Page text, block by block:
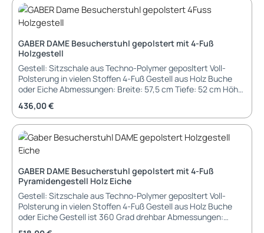
GABER DAME Besucherstuhl gepolstert mit 4-Fuß
Holzgestell
Gestell: Sitzschale aus Techno-Polymer geposltert Voll-
Polsterung in vielen Stoffen 4-Fuß Gestell aus Holz Buche
oder Eiche Abmessungen: Breite: 57,5 cm Tiefe: 52 cm Höhe:
78 cm Sitzhöhe: 46 cm Lieferung und Montage: teilmontiert
in Kartonage verpackt, Sitzschale und Füße müssen noch
verbunden werden
Regulärer Preis:
436,00 €
GABER DAME Besucherstuhl gepolstert mit 4-Fuß
Pyramidengestell Holz Eiche
Gestell: Sitzschale aus Techno-Polymer geposltert Voll-
Polsterung in vielen Stoffen 4-Fuß Gestell aus Holz Buche
oder Eiche Gestell ist 360 Grad drehbar Abmessungen:
Breite: 57,5 cm Tiefe: 52 cm Höhe: 77 cm Sitzhöhe: 46 cm